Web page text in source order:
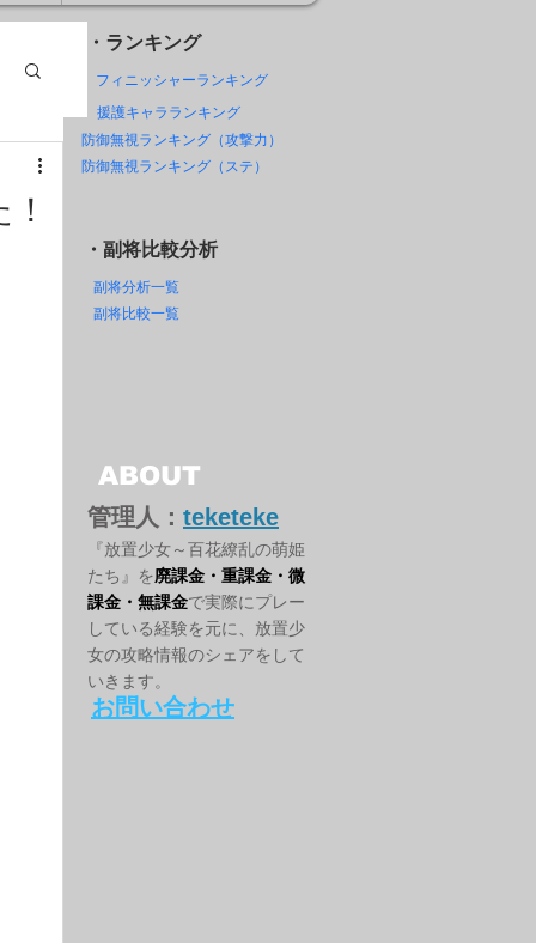
フィニッシャーランキング
援護キャラランキング
防御無視ランキング（攻撃力）
防御無視ランキング（ステ）
・ランキング
副将分析一覧
副将比較一覧
・副将比較分析
お問い合わせ
ABOUT
管理人： teketeke
『放置少女～百花繚乱の萌姫
たち』を廃課金・重課金・微
課金・無課金で実際にプレー
している経験を元に、放置少
女の攻略情報のシェアをして
いきます。